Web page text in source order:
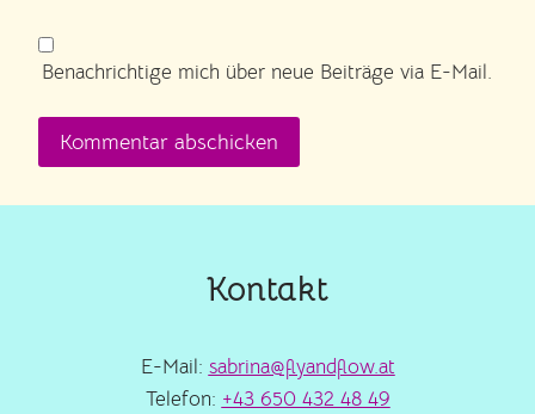
Benachrichtige mich über neue Beiträge via E-Mail.
Kontakt
E-Mail: sabrina@flyandflow.at
Telefon: +43 650 432 48 49